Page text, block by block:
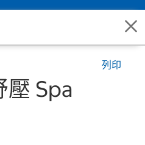
列印
壓 Spa